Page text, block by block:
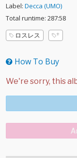
Label: Decca (UMO)
Total runtime: 287:58
ロスレス
How To Buy